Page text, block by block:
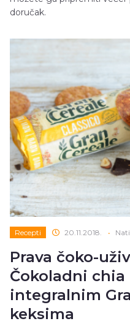
doručak.
Recepti 20.11.2018. •
Prava čoko-
Čokoladni
integralnim
keksima